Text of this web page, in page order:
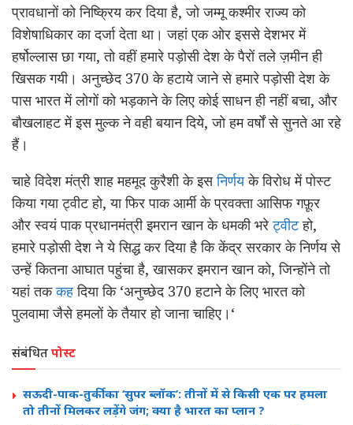
प्रावधानों को निष्क्रिय कर दिया है, जो जम्मू कश्मीर राज्य को
विशेषाधिकार का दर्जा देता था। जहां एक ओर इससे देशभर में
हर्षोल्लास छा गया, तो वहीं हमारे पड़ोसी देश के पैरों तले ज़मीन ही
खिसक गयी। अनुच्छेद 370 के हटाये जाने से हमारे पड़ोसी देश के
पास भारत में लोगों को भड़काने के लिए कोई साधन ही नहीं बचा, और
बौखलाहट में इस मुल्क ने वही बयान दिये, जो हम वर्षों से सुनते आ रहे
हैं।
चाहे विदेश मंत्री शाह महमूद कुरैशी के इसनिर्णयके विरोध में पोस्ट
किया गया ट्वीट हो, या फिर पाक आर्मी के प्रवक्ता आसिफ गफ़ूर
और स्वयं पाक प्रधानमंत्री इमरान खान के धमकी भरेट्वीटहो,
हमारे पड़ोसी देश ने ये सिद्ध कर दिया है कि केंद्र सरकार के निर्णय से
उन्हें कितना आघात पहुंचा है, खासकर इमरान खान को, जिन्होंने तो
यहां तककहदिया कि ‘अनुच्छेद 370 हटाने के लिए भारत को
पुलवामा जैसे हमलों के तैयार हो जाना चाहिए।‘
संबंधितपोस्ट
सऊदी-पाक-तुर्की का ‘सुपर ब्लॉक’: तीनों में से किसी एक पर हमला
तो तीनों मिलकर लड़ेंगे जंग; क्या है भारत का प्लान ?